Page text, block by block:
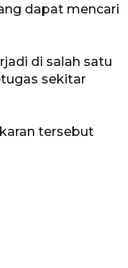
dapat mencari
di salah satu
sekitar
tersebut